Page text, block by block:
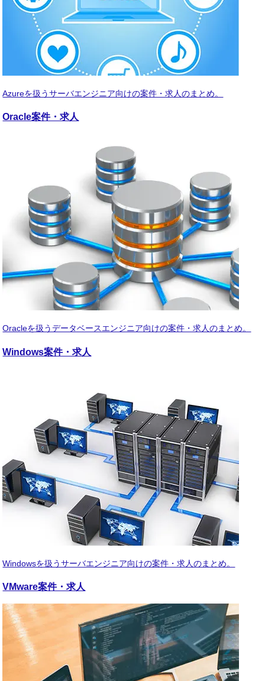
Azureを扱うサーバエンジニア向けの案件・求人のまとめ。
Oracle案件・求人
Oracleを扱うデータベースエンジニア向けの案件・求人のまとめ。
Windows案件・求人
Windowsを扱うサーバエンジニア向けの案件・求人のまとめ。
VMware案件・求人